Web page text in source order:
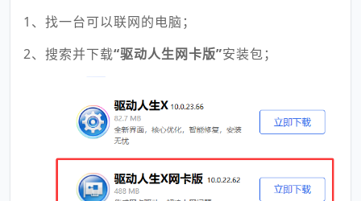
1、找一台可以联网的电脑；
2、搜索并下载“驱动人生网卡版”安装包；